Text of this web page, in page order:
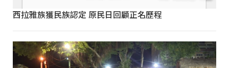
西拉雅族獲民族認定 原民日回顧正名歷程